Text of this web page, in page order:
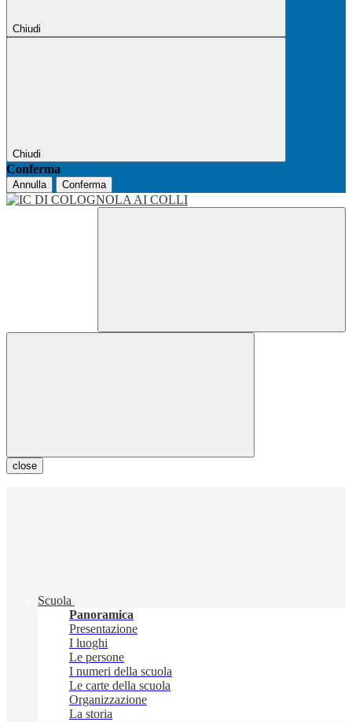
Chiudi
Chiudi
Conferma
Annulla Conferma
close
Scuola
Panoramica
Presentazione
I luoghi
Le persone
I numeri della scuola
Le carte della scuola
Organizzazione
La storia